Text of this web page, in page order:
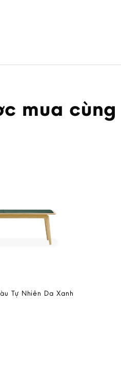
mua cùng
Tự Nhiên Da Xanh